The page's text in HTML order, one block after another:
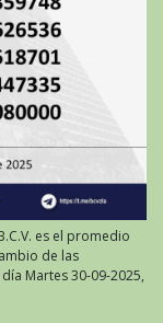
es el promedio
de las
Martes 30-09-2025,